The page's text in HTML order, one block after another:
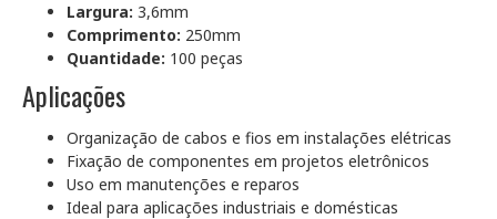
Largura: 3,6mm
Comprimento: 250mm
Quantidade: 100 peças
Aplicações
Organização de cabos e fios em instalações elétricas
Fixação de componentes em projetos eletrônicos
Uso em manutenções e reparos
Ideal para aplicações industriais e domésticas